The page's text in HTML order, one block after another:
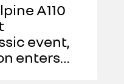
A110
event,
enters